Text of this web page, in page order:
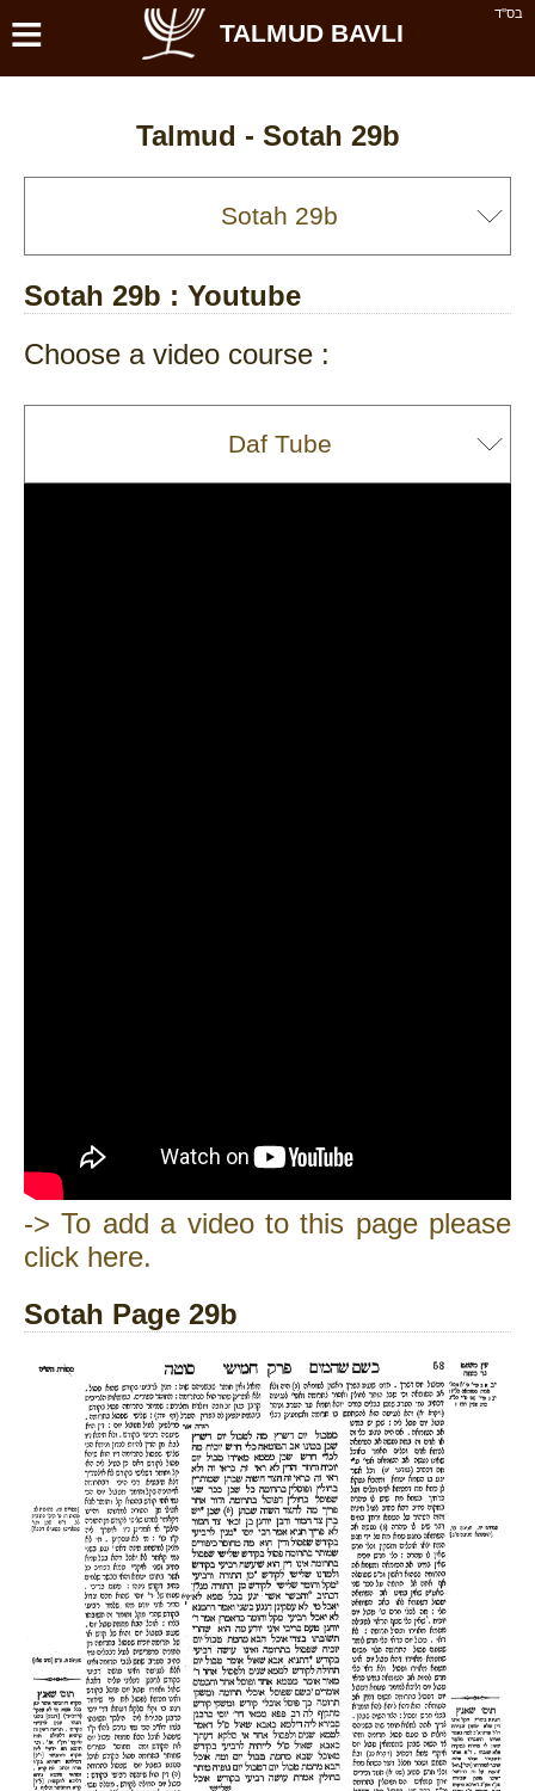
בס''ד ≡ TALMUD BAVLI
Talmud - Sotah 29b
Sotah 29b : Youtube
Choose a video course :
-> To add a video to this page please
click here.
Sotah Page 29b